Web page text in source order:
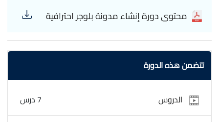
(Content Management System) أو CMS وهي برمجية تسهّل
إنشاء مواقع النقاش وتبادل الآراء غير الرسمية عبر شبكة الانترنت.
حساب على جوجل (google account) وأن يمتلكوا بريدًا إلكترونيًا
على Gmail. يمكن للمدونين على مدونة بلوجر تخصيص حسابهم
في المدونة ويظهر عنوان المدونة عادة على الشكل:
example.blogspot.com على الرغم من أن شعبية مدونة بلوجر قد
لكنها مع ذلك لا تزال تمتلك قاعدة كبيرة من المستخدمين حول
العالم، والخدمة متوفرة بأكثر من 60 لغة مختلفة.
محتوى دورة إنشاء مدونة بلوجر احترافية
تتضمن هذه الدورة
الدروس 7 درس